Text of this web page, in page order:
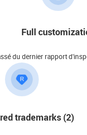
Full
du dernier rapport
trademarks (2)